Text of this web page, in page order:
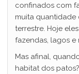
confinados com
muita
terrestre. Hoje
fazendas, lagos
Mas afinal,
habitat dos